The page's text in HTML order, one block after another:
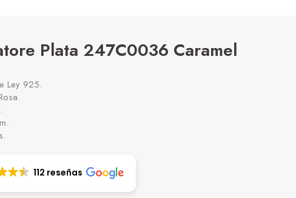
Plata 247C0036 Caramel
Ley 925.
112 reseñas